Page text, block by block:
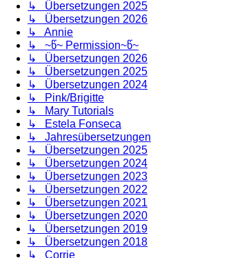
↳ Übersetzungen 2025
↳ Übersetzungen 2026
↳ Annie
↳ ~წ~ Permission~წ~
↳ Übersetzungen 2026
↳ Übersetzungen 2025
↳ Übersetzungen 2024
↳ Pink/Brigitte
↳ Mary Tutorials
↳ Estela Fonseca
↳ Jahresübersetzungen
↳ Übersetzungen 2025
↳ Übersetzungen 2024
↳ Übersetzungen 2023
↳ Übersetzungen 2022
↳ Übersetzungen 2021
↳ Übersetzungen 2020
↳ Übersetzungen 2019
↳ Übersetzungen 2018
↳ Corrie